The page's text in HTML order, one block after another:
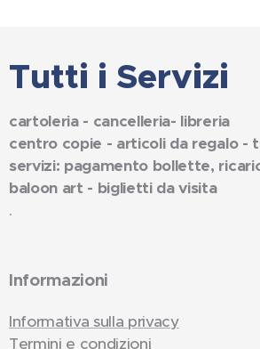
Tutti i Servizi
cartoleria - cancelleria- libreria
centro copie - articoli da regalo -
servizi: pagamento bollette,
baloon art - biglietti da visita
.
Informazioni
Informativa sulla privacy
Termini e condizioni